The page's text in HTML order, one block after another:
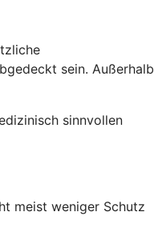
sein. Außerhalb
sinnvollen
meist weniger Schutz